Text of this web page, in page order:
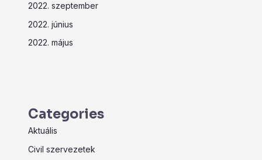
2022. szeptember
2022. június
2022. május
Categories
Aktuális
Civil szervezetek